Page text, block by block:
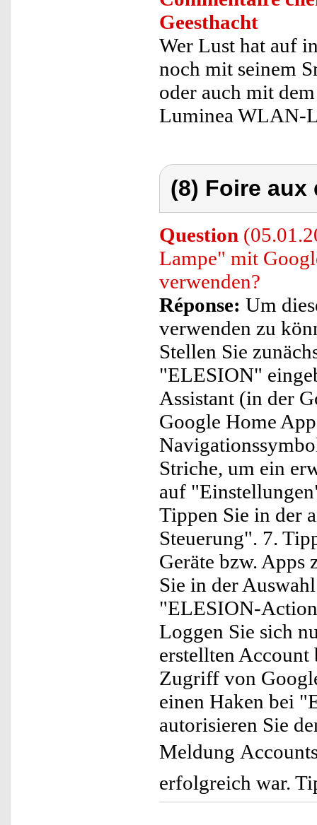
Geesthacht
Wer Lust hat auf
noch mit seinem
oder auch mit
Luminea WLAN-
(8) Foire
Question
Lampe" mit
verwenden?
Réponse: Um
verwenden zu
Stellen Sie
"ELESION"
Assistant (in der
Google Home
Striche, um ein
auf
Tippen Sie in der
Steuerung". 7.
Geräte bzw.
Sie in der
"ELESION-
Loggen Sie sich
erstellten
Zugriff von
einen Haken bei
autorisieren Sie
Meldung
erfolgreich war.